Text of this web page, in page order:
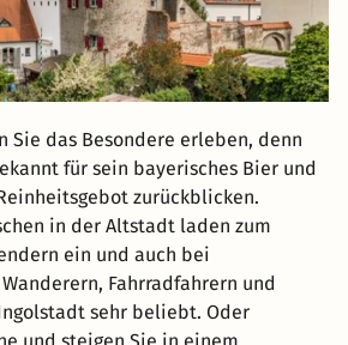
Sie das Besondere erleben, denn
für sein bayerisches Bier und
zurückblicken.
in der Altstadt laden zum
ein und auch bei
Fahrradfahrern und
sehr beliebt. Oder